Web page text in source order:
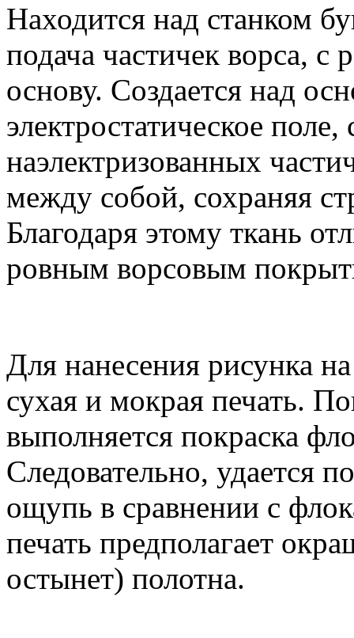
Находится над станком
подача частичек ворса,
основу. Создается над
электростатическое
наэлектризованных
между собой, сохраняя
Благодаря этому ткань
ровным ворсовым
Для нанесения рисунка
сухая и мокрая печать.
выполняется покраска
Следовательно, удается
ощупь в сравнении с
печать предполагает
остынет) полотна.